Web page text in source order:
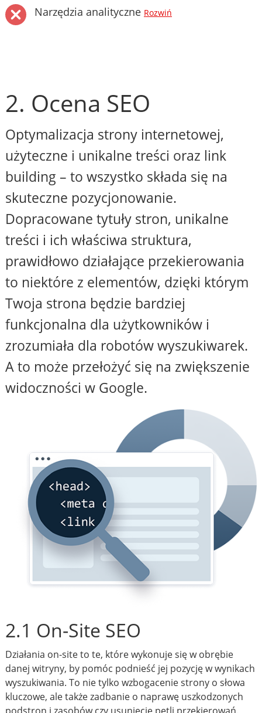
Narzędzia analityczne Rozwiń
2. Ocena SEO
Optymalizacja strony internetowej,
użyteczne i unikalne treści oraz link
building – to wszystko składa się na
skuteczne pozycjonowanie.
Dopracowane tytuły stron, unikalne
treści i ich właściwa struktura,
prawidłowo działające przekierowania
to niektóre z elementów, dzięki którym
Twoja strona będzie bardziej
funkcjonalna dla użytkowników i
zrozumiała dla robotów wyszukiwarek.
A to może przełożyć się na zwiększenie
widoczności w Google.
2.1 On-Site SEO
Działania on-site to te, które wykonuje się w obrębie
danej witryny, by pomóc podnieść jej pozycję w wynikach
wyszukiwania. To nie tylko wzbogacenie strony o słowa
kluczowe, ale także zadbanie o naprawę uszkodzonych
podstron i zasobów czy usunięcie pętli przekierowań.